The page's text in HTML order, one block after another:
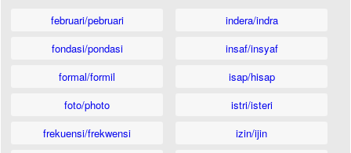
februari/pebruari
fondasi/pondasi
formal/formil
foto/photo
frekuensi/frekwensi
indera/indra
insaf/insyaf
isap/hisap
istri/isteri
izin/ijin